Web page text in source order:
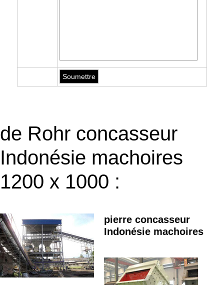
de Rohr concasseur
Indonésie machoires
1200 x 1000 :
pierre concasseur
Indonésie machoires